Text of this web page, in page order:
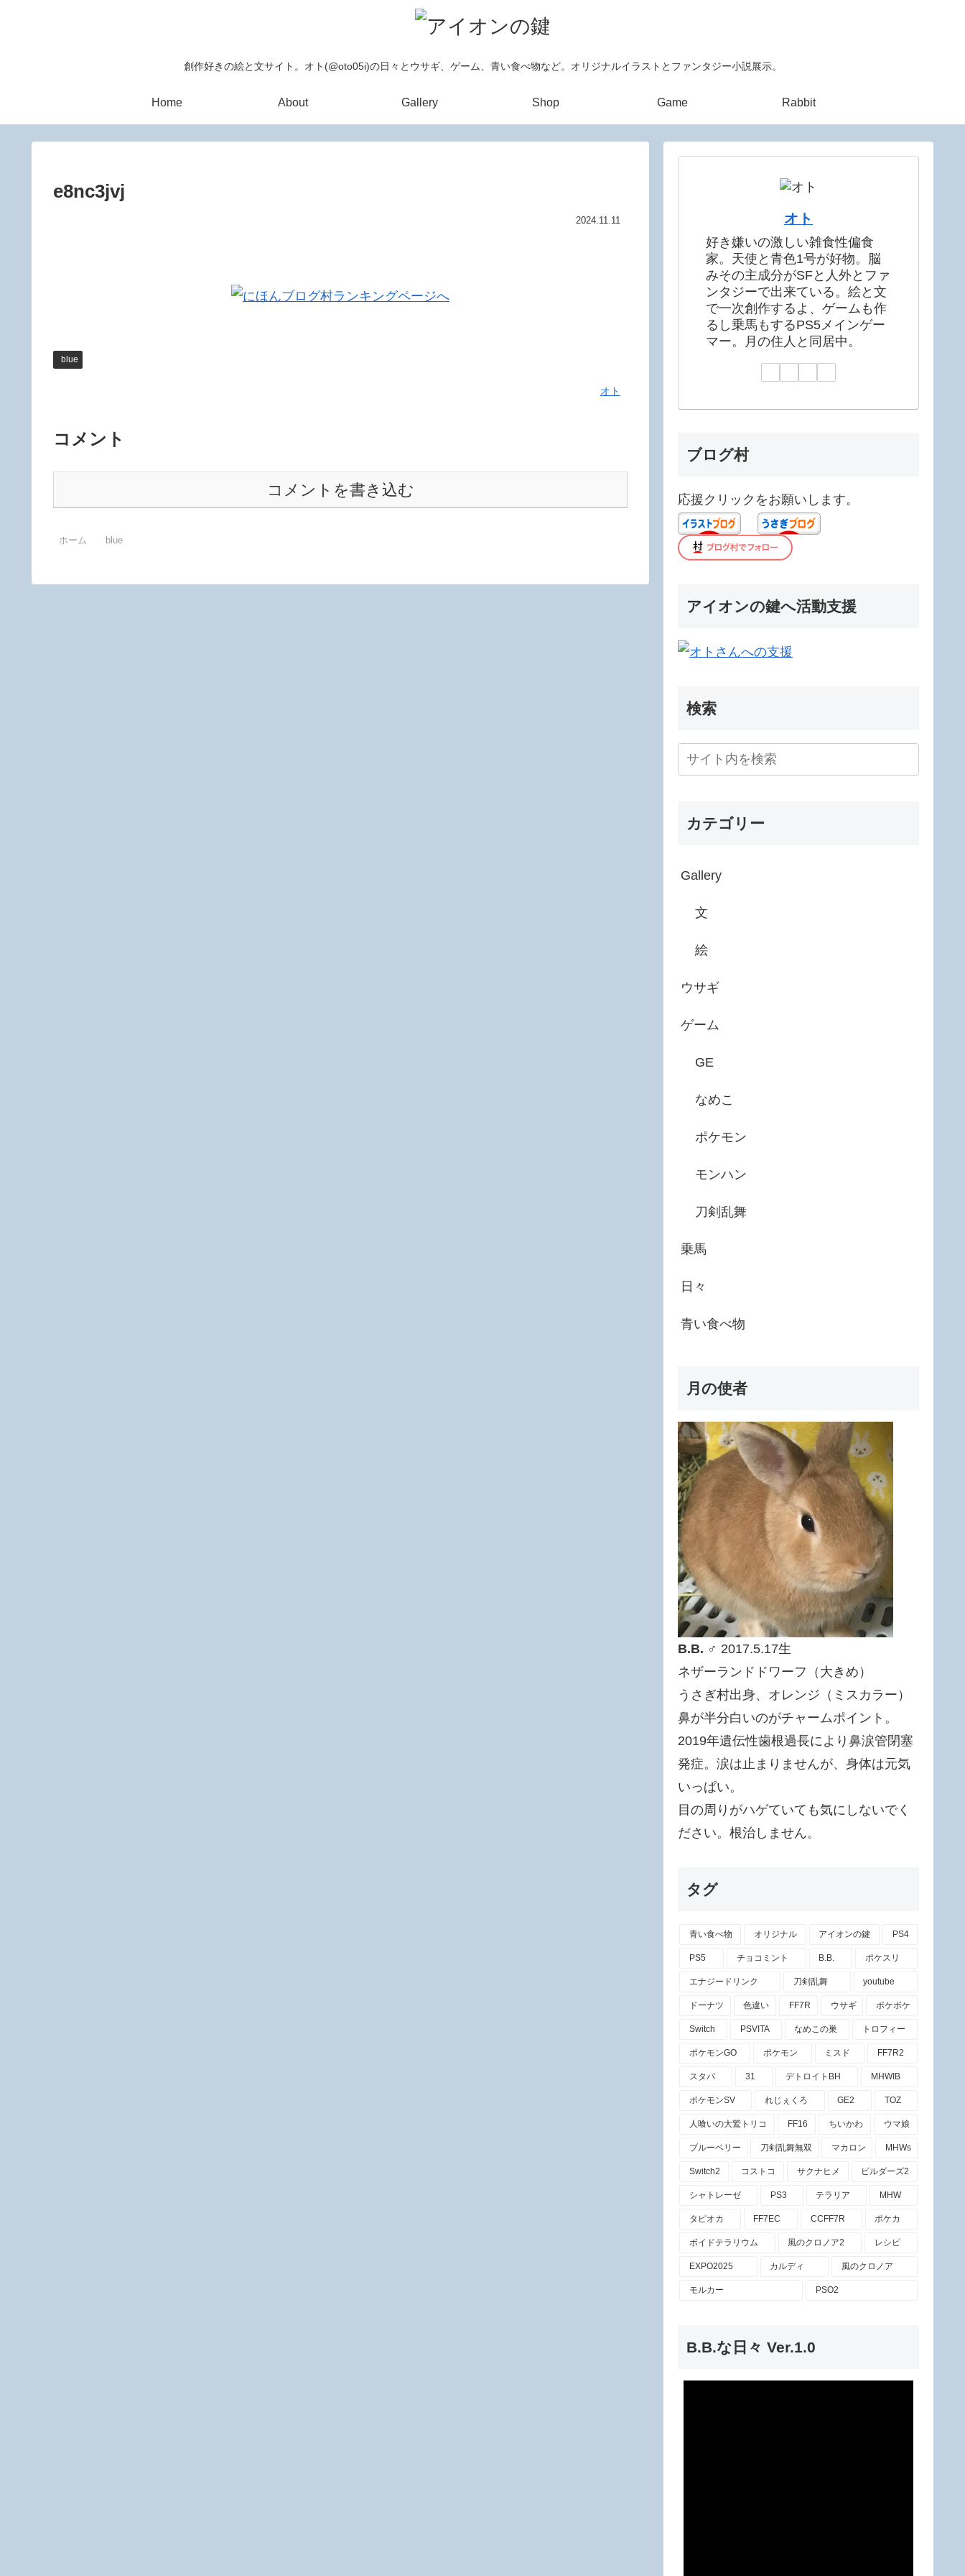
創作好きの絵と文サイト。オト(@oto05i)の日々とウサギ、ゲーム、青い食べ物など。オリジナルイラストとファンタジー小説展示。
Home About Gallery Shop Game Rabbit
e8nc3jvj
2024.11.11
blue
オト
コメント
コメントを書き込む
ホーム blue
オト
好き嫌いの激しい雑食性偏食
家。天使と青色1号が好物。脳
みその主成分がSFと人外とファ
ンタジーで出来ている。絵と文
で一次創作するよ、ゲームも作
るし乗馬もするPS5メインゲー
マー。月の住人と同居中。
ブログ村
応援クリックをお願いします。
アイオンの鍵へ活動支援
検索
カテゴリー
Gallery
文
絵
ウサギ
ゲーム
GE
なめこ
ポケモン
モンハン
刀剣乱舞
乗馬
日々
青い食べ物
月の使者
B.B. ♂ 2017.5.17生
ネザーランドドワーフ（大きめ）
うさぎ村出身、オレンジ（ミスカラー）
鼻が半分白いのがチャームポイント。
2019年遺伝性歯根過長により鼻涙管閉塞
発症。涙は止まりませんが、身体は元気
いっぱい。
目の周りがハゲていても気にしないでく
ださい。根治しません。
タグ
青い食べ物 オリジナル アイオンの鍵 PS4
PS5 チョコミント B.B. ポケスリ
エナジードリンク 刀剣乱舞 youtube
ドーナツ 色違い FF7R ウサギ ポケポケ
Switch PSVITA なめこの巣 トロフィー
ポケモンGO ポケモン ミスド FF7R2
スタバ 31 デトロイトBH MHWIB
ポケモンSV れじぇくろ GE2 TOZ
人喰いの大鷲トリコ FF16 ちいかわ ウマ娘
ブルーベリー 刀剣乱舞無双 マカロン MHWs
Switch2 コストコ サクナヒメ ビルダーズ2
シャトレーゼ PS3 テラリア MHW
タピオカ FF7EC CCFF7R ポケカ
ボイドテラリウム 風のクロノア2 レシピ
EXPO2025 カルディ 風のクロノア
モルカー PSO2
B.B.な日々 Ver.1.0